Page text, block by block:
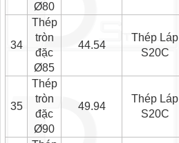
Ø80
34
Thép
tròn
đặc
Ø85
44.54
Thép Láp
S20C
35
Thép
tròn
đặc
Ø90
49.94
Thép Láp
S20C